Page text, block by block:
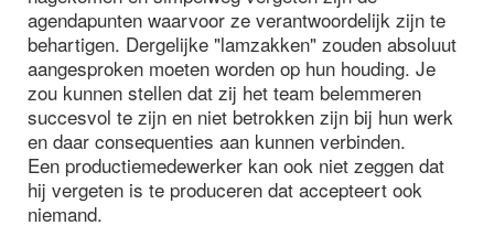
agendapunten waarvoor ze verantwoordelijk zijn te
behartigen. Dergelijke "lamzakken" zouden absoluut
aangesproken moeten worden op hun houding. Je
zou kunnen stellen dat zij het team belemmeren
succesvol te zijn en niet betrokken zijn bij hun werk
en daar consequenties aan kunnen verbinden.
Een productiemedewerker kan ook niet zeggen dat
hij vergeten is te produceren dat accepteert ook
niemand.